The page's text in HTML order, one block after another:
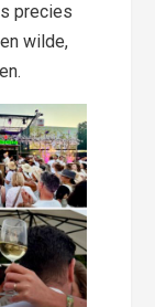
precies
wilde,